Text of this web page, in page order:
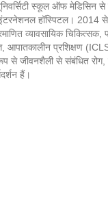
स्कूल ऑफ मेडिसिन
हॉस्पिटल। 2014
व्यावसायिक चिकित्सक,
आपातकालीन प्रशिक्षण
से जीवनशैली से संबंधित रोग,
हैं।